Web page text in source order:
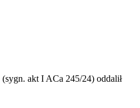
akt I ACa 245/24) oddalił